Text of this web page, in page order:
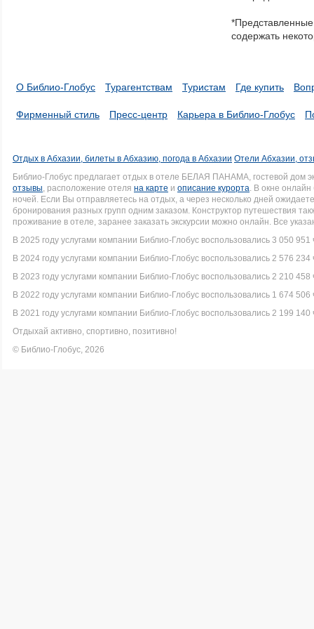
a
series.
содержать
О Библио-Глобус Турагентствам Туристам Где купить
Фирменный стиль Пресс-центр Карьера в Библио-Глобус
Отдых в Абхазии, билеты в Абхазию, погода в Абхазии Отели Абхазии,
Библио-Глобус предлагает отдых в отеле БЕЛАЯ ПАНАМА, гостевой
отзывы, расположение отеля на карте и описание курорта. В окне онлайн
ночей. Если Вы отправляетесь на отдых, а через несколько дней
бронирования разных групп одним заказом. Конструктор путешествия
проживание в отеле, заранее заказать экскурсии можно онлайн. Все
В 2025 году услугами компании Библио-Глобус воспользовались 3 050 951
В 2024 году услугами компании Библио-Глобус воспользовались 2 576 234
В 2023 году услугами компании Библио-Глобус воспользовались 2 210 458
В 2022 году услугами компании Библио-Глобус воспользовались 1 674 506
В 2021 году услугами компании Библио-Глобус воспользовались 2 199 140
Отдыхай активно, спортивно, позитивно!
© Библио-Глобус, 2026